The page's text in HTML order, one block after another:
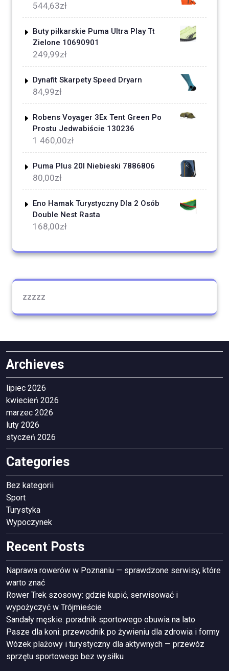
544,63zł
Buty piłkarskie Puma Ultra Play Tt
Zielone 10690901
249,99zł
Dynafit Skarpety Speed Dryarn
84,99zł
Robens Voyager 3Ex Tent Green Po
Prostu Jedwabiście 130236
1 460,00zł
Puma Plus 20l Niebieski 7886806
80,00zł
Eno Hamak Turystyczny Dla 2 Osób
Double Nest Rasta
168,00zł
zzzzz
Archieves
lipiec 2026
kwiecień 2026
marzec 2026
luty 2026
styczeń 2026
Categories
Bez kategorii
Sport
Turystyka
Wypoczynek
Recent Posts
Naprawa rowerów w Poznaniu — sprawdzone serwisy, które
warto znać
Rower Trek szosowy: gdzie kupić, serwisować i
wypożyczyć w Trójmieście
Sandały męskie: poradnik sportowego obuwia na lato
Pasze dla koni: przewodnik po żywieniu dla zdrowia i formy
Wózek plażowy i turystyczny dla aktywnych — przewóz
sprzętu sportowego bez wysiłku